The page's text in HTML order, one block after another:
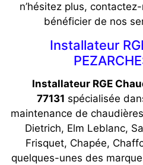
n’hésitez plus,
bénéficier de nos
Installateur
Installateur RGE
77131 spécialisée
maintenance de
Dietrich, Elm Leblanc,
Frisquet, Chapée,
quelques-unes des